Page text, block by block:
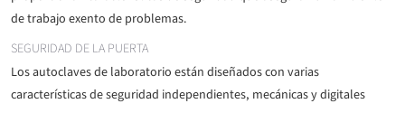
de trabajo exento de problemas.
SEGURIDAD DE LA PUERTA
Los autoclaves de laboratorio están diseñados con varias
características de seguridad independientes, mecánicas y digitales